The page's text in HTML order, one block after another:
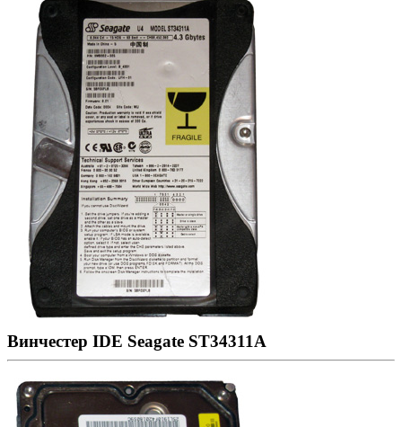
Винчестер IDE Seagate ST34311A